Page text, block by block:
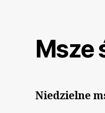
Msze
Niedzielne